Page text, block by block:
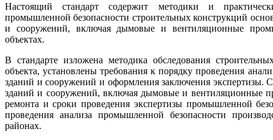
Настоящий стандарт содержит методики и
промышленной безопасности строительных конструкций
и сооружений, включая дымовые и вентиляционные
объектах.
В стандарте изложена методика обследования
объекта, установлены требования к порядку проведения
зданий и сооружений и оформления заключения экспертизы.
зданий и сооружений, включая дымовые и вентиляционные
ремонта и сроки проведения экспертизы промышленной
проведения анализа промышленной безопасности
районах.